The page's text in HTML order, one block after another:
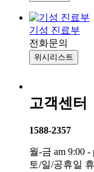
기성 진료부
전화문의
위시리스트
고객센터
1588-2357
월-금 am 9:00 -
토/일/공휴일